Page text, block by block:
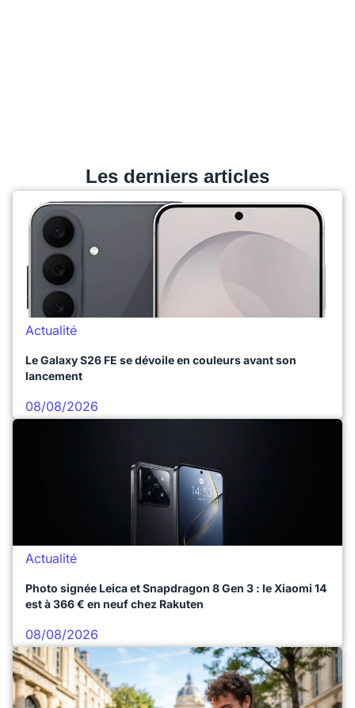
Les derniers articles
Actualité
Le Galaxy S26 FE se dévoile en couleurs avant son
lancement
08/08/2026
Actualité
Photo signée Leica et Snapdragon 8 Gen 3 : le Xiaomi 14
est à 366 € en neuf chez Rakuten
08/08/2026